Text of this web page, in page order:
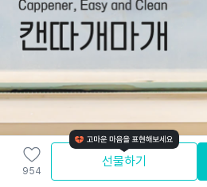
954
선물하기